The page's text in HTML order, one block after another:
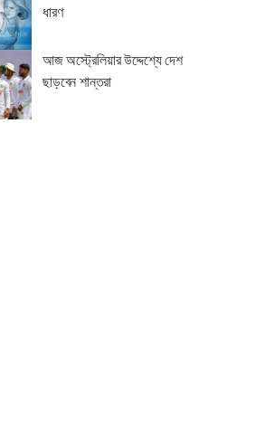
ধারণ
আজ অস্ট্রেলিয়ার উদ্দেশ্যে দেশ
ছাড়বেন শান্তরা